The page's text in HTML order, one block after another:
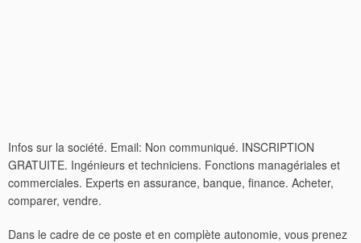
Infos sur la société. Email: Non communiqué. INSCRIPTION
GRATUITE. Ingénieurs et techniciens. Fonctions managériales et
commerciales. Experts en assurance, banque, finance. Acheter,
comparer, vendre.
Dans le cadre de ce poste et en complète autonomie, vous prenez